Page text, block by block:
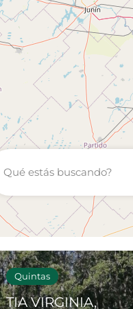
Quintas
TIA VIRGINIA,